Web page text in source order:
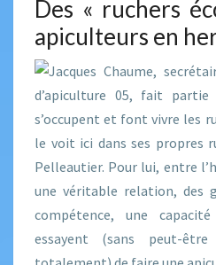
Des « ruchers
apiculteurs en